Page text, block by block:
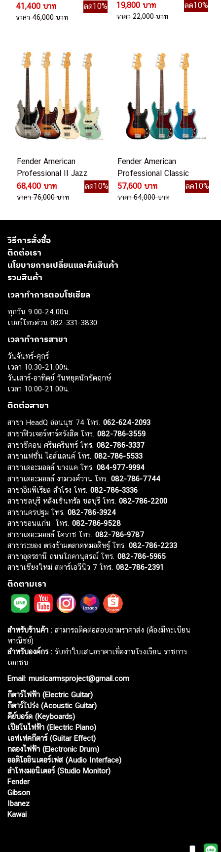
2024 Limited Edition
41,400 บาท ลด10%
ราคา 46,000 บาท
19,800 บาท
ลด10%
ราคา 22,000 บาท
Fender American
Professional II Jazz
Bass เบสไฟฟ้า
68,400 บาท ลด10%
ราคา 76,000 บาท
Fender American
Professional Classic
Precision Bass เบสไฟฟ้า
57,600 บาท ลด10%
ราคา 64,000 บาท
วิธีการสั่งซื้อ
ติดต่อเรา
นโยบายการเปลี่ยนและคืนสินค้า
รวมสินค้า
เวลาทำการตอบโซเชียล
ทุกวัน 9.00-24.00น.
เบอร์โทรด่วน 082-331-3830
เวลาทำการสาขา
วันจันทร์-ศุกร์
เวลา 10.30-21.00น.
วันเสาร์-อาทิตย์ วันหยุดนักขัตฤกษ์
เวลา 10.00-21.00น.
ติดต่อสาขา
สาขา HeadQ อ่อนนุช 74 โทร. 062-624-2093
สาขาฟิวเจอร์พาร์ครังสิต โทร. 082-786-3559
สาขาซีคอน ศรีนครินทร์ โทร. 082-786-3337
สาขาแฟชั่น ไอส์แลนด์ โทร. 082-786-5533
สาขาเดอะมอลล์ บางแค โทร. 084-977-9994
สาขาเดอะมอลล์ งามวงศ์วาน โทร. 082-786-7744
สาขาอิมพีเรียล สำโรง โทร. 082-786-3336
สาขาชลบุรี หลังเซ็นทรัล ชลบุรี โทร. 082-786-2200
สาขานครปฐม โทร. 082-786-3924
สาขาขอนแก่น โทร. 082-786-9528
สาขาเดอะมอลล์ โคราช โทร. 082-786-9787
สาขาระยอง ตรงข้ามตลาดหมอดิษฐ์ โทร. 082-786-2233
สาขาอุดรธานี ถนนโภคานุสรณ์ โทร. 082-786-5965
สาขาเชียงใหม่ สตาร์เอวีนิว 7 โทร. 082-786-2391
ติดตามเรา
สำหรับร้านค้า : สามารถติดต่อสอบถามราคาส่ง (ต้องมีทะเบียน
พาณิชย์)
สำหรับองค์กร : รับทำใบเสนอราคาเพื่องานโรงเรียน ราชการ
เอกชน
Email: musicarmsproject@gmail.com
กีตาร์ไฟฟ้า (Electric Guitar)
กีตาร์โปร่ง (Acoustic Guitar)
คีย์บอร์ด (Keyboards)
เปียโนไฟฟ้า (Electric Piano)
เอฟเฟคกีตาร์ (Guitar Effect)
กลองไฟฟ้า (Electronic Drum)
ออดิโออินเตอร์เฟส (Audio Interface)
ลำโพงมอนิเตอร์ (Studio Monitor)
Fender
Gibson
Ibanez
Kawai